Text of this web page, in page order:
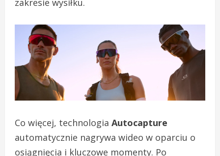
zakresie wysiłku.
Co więcej, technologia Autocapture
automatycznie nagrywa wideo w oparciu o
osiągnięcia i kluczowe momenty. Po